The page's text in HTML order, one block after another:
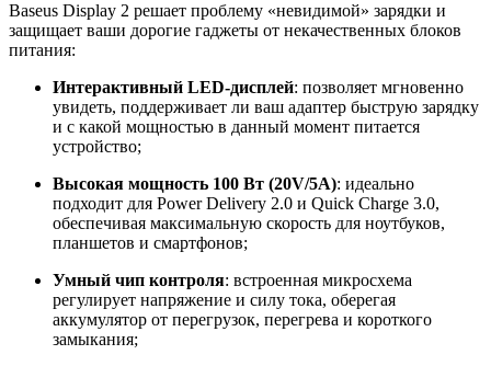
Baseus Display 2 решает проблему «невидимой» зарядки и
защищает ваши дорогие гаджеты от некачественных блоков
питания:
Интерактивный LED-дисплей: позволяет мгновенно
увидеть, поддерживает ли ваш адаптер быструю зарядку
и с какой мощностью в данный момент питается
устройство;
Высокая мощность 100 Вт (20V/5A): идеально
подходит для Power Delivery 2.0 и Quick Charge 3.0,
обеспечивая максимальную скорость для ноутбуков,
планшетов и смартфонов;
Умный чип контроля: встроенная микросхема
регулирует напряжение и силу тока, оберегая
аккумулятор от перегрузок, перегрева и короткого
замыкания;